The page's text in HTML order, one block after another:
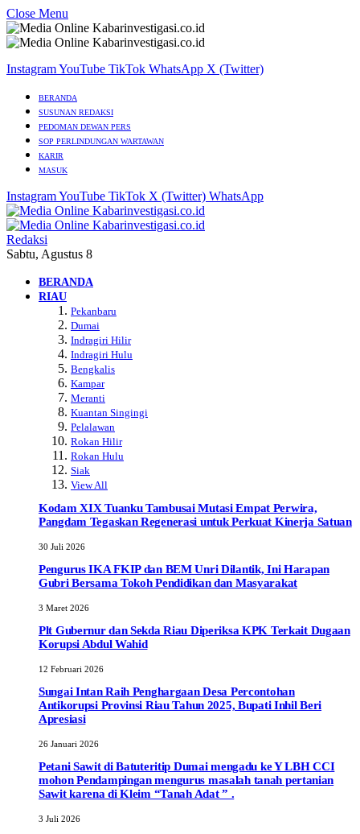
Close Menu
InstagramYouTube TikTok WhatsApp X (Twitter)
BERANDA
SUSUNAN REDAKSI
PEDOMAN DEWAN PERS
SOP PERLINDUNGAN WARTAWAN
KARIR
MASUK
InstagramYouTube TikTok X (Twitter) WhatsApp
Redaksi
Sabtu, Agustus 8
BERANDA
RIAU
Pekanbaru
Dumai
Indragiri Hilir
Indragiri Hulu
Bengkalis
Kampar
Meranti
Kuantan Singingi
Pelalawan
Rokan Hilir
Rokan Hulu
Siak
View All
Kodam XIX Tuanku Tambusai Mutasi Empat Perwira,
Pangdam Tegaskan Regenerasi untuk Perkuat Kinerja Satuan
30 Juli 2026
Pengurus IKA FKIP dan BEM Unri Dilantik, Ini Harapan
Gubri Bersama Tokoh Pendidikan dan Masyarakat
3 Maret 2026
Plt Gubernur dan Sekda Riau Diperiksa KPK Terkait Dugaan
Korupsi Abdul Wahid
12 Februari 2026
Sungai Intan Raih Penghargaan Desa Percontohan
Antikorupsi Provinsi Riau Tahun 2025, Bupati Inhil Beri
Apresiasi
26 Januari 2026
Petani Sawit di Batuteritip Dumai mengadu ke Y LBH CCI
mohon Pendampingan mengurus masalah tanah pertanian
Sawit karena di Kleim “Tanah Adat ” .
3 Juli 2026